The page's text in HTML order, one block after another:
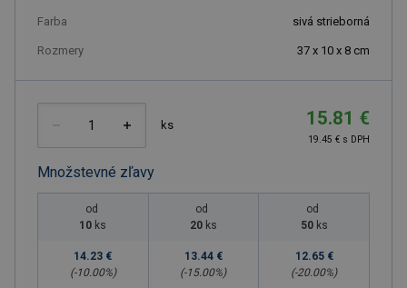
Farba sivá strieborná
Rozmery 37 x 10 x 8 cm
ks 15.81 €
19.45 € s DPH
Množstevné zľavy
od
10 ks
14.23 €
(-10.00%)
od
20 ks
13.44 €
(-15.00%)
od
50 ks
12.65 €
(-20.00%)